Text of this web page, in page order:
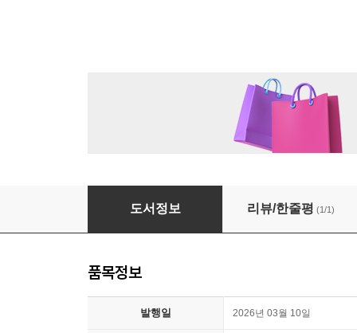
[대여] 슬픔 끝에 빛이 머문다
도서정보 리뷰/한줄평 (1/1)
품목정보
발행일 2026년 03월 10일